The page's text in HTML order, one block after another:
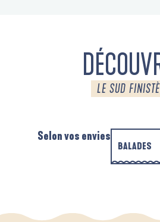
LE SUD
Selon vos envies
BALADES
QUAND IL PLEUT
PARCOURS